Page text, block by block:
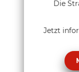
Die
Jetzt